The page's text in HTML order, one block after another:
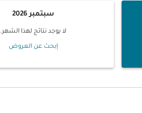
سبتمبر 2026
لا يوجد نتائج لهذا الشهر.
إبحث عن العروض